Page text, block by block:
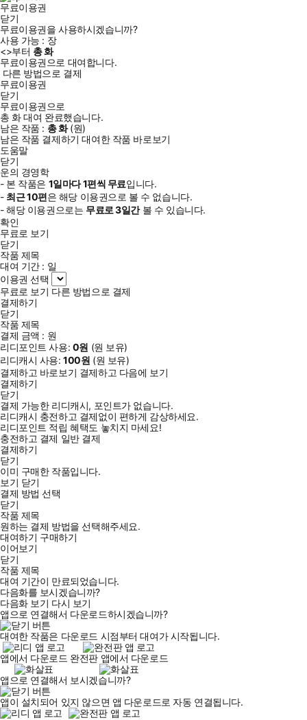
무료이용권
닫기
무료이용권을 사용하시겠습니까?
사용 가능 : 장
<>부터 총화
무료이용권으로 대여합니다.
다른 방법으로 결제
무료이용권
닫기
무료이용권으로
총 화대여 완료했습니다.
남은 작품 : 총화(원)
남은 작품 결제하기 대여한 작품 바로보기
도움말
닫기
운의 경영학
- 본 작품은 1일마다1편씩 무료입니다.
- 최근10편은 해당 이용권으로 볼 수 없습니다.
- 해당 이용권으로는 무료로3일간볼 수 있습니다.
확인
무료로 보기
닫기
작품 제목
대여 기간 : 일
이용권 선택
무료로 보기 다른 방법으로 결제
결제하기
닫기
작품 제목
결제 금액 : 원
리디포인트 사용: 0원 (원 보유)
리디캐시 사용:100원 (원 보유)
결제하고 바로보기 결제하고 다음에 보기
결제하기
닫기
결제 가능한 리디캐시, 포인트가 없습니다.
리디캐시 충전하고 결제없이 편하게 감상하세요.
리디포인트 적립 혜택도 놓치지 마세요!
충전하고 결제 일반 결제
결제하기
닫기
이미 구매한 작품입니다.
보기 닫기
결제 방법 선택
닫기
작품 제목
원하는 결제 방법을 선택해주세요.
대여하기 구매하기
이어보기
닫기
작품 제목
대여 기간이 만료되었습니다.
다음화를 보시겠습니까?
다음화 보기 다시 보기
앱으로 연결해서 다운로드하시겠습니까?
대여한 작품은 다운로드 시점부터 대여가 시작됩니다.
앱에서 다운로드 완전판 앱에서 다운로드
앱으로 연결해서 보시겠습니까?
앱이 설치되어 있지 않으면 앱 다운로드로 자동 연결됩니다.